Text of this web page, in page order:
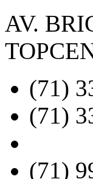
AV.
(71)
(71)
(71)